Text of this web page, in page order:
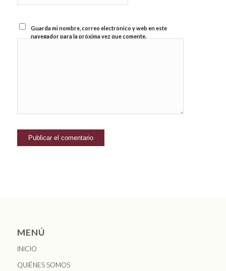
Guarda mi nombre, correo electrónico y web en este
navegador para la próxima vez que comente.
MENÚ
INICIO
QUIÉNES SOMOS